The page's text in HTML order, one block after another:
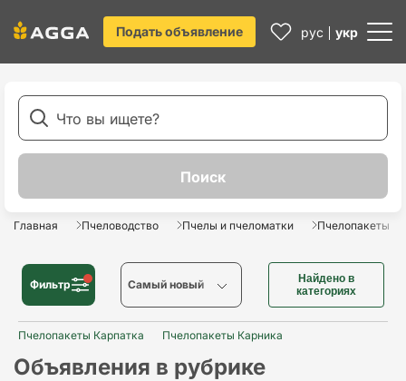
Подать объявление рус укр
Главная Пчеловодство Пчелы и пчеломатки Пчелопакеты
Фильтр Cамый новый
Cамый новый
Найдено в
категориях
Пчелопакеты Карпатка Пчелопакеты Карника
Объявления в рубрике